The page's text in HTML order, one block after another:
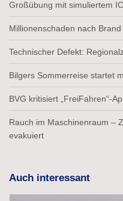
Großübung mit simuliertem
Millionenschaden nach
Technischer Defekt:
Bilgers Sommerreise startet
BVG kritisiert „FreiFahren“-
Rauch im Maschinenraum –
evakuiert
Auch interessant